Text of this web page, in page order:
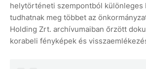
helytörténeti szempontból különleges
tudhatnak meg többet az
Holding Zrt. archívumaiban őrzött
korabeli fényképek és